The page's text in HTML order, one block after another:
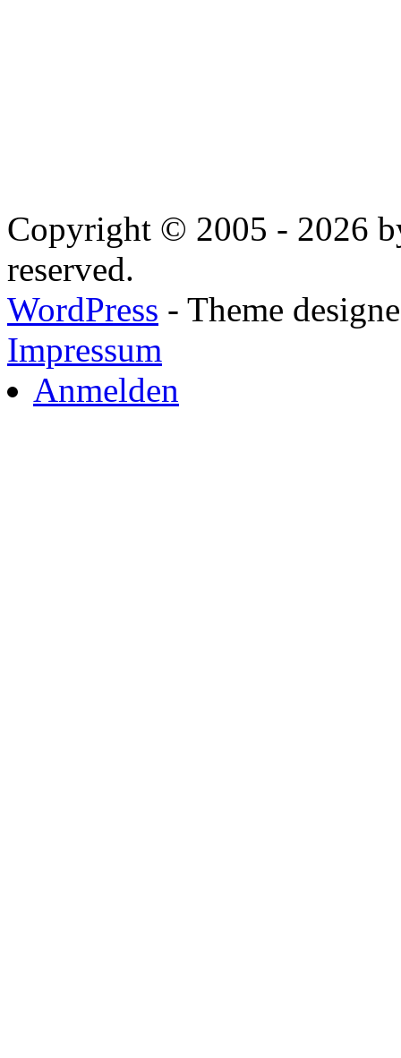
Copyright © 2005 - 2026
reserved.
WordPress - Theme
Impressum
Anmelden